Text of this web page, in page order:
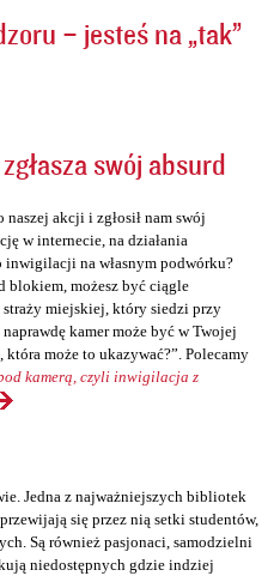
– jesteś na „tak”
swój absurd
akcji i zgłosił nam swój
w internecie, na działania
inwigilacji na własnym podwórku?
blokiem, możesz być ciągle
straży miejskiej, który siedzi przy
kamer może być w Twojej
może to ukazywać?”. Polecamy
kamerą, czyli inwigilacja z
Jedna z najważniejszych bibliotek
się przez nią setki studentów,
Są również pasjonaci, samodzielni
niedostępnych gdzie indziej